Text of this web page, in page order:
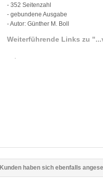
- 352 Seitenzahl
- gebundene Ausgabe
- Autor: Günther M. Boll
Weiterführende Links zu
.
Kunden haben sich ebenfalls